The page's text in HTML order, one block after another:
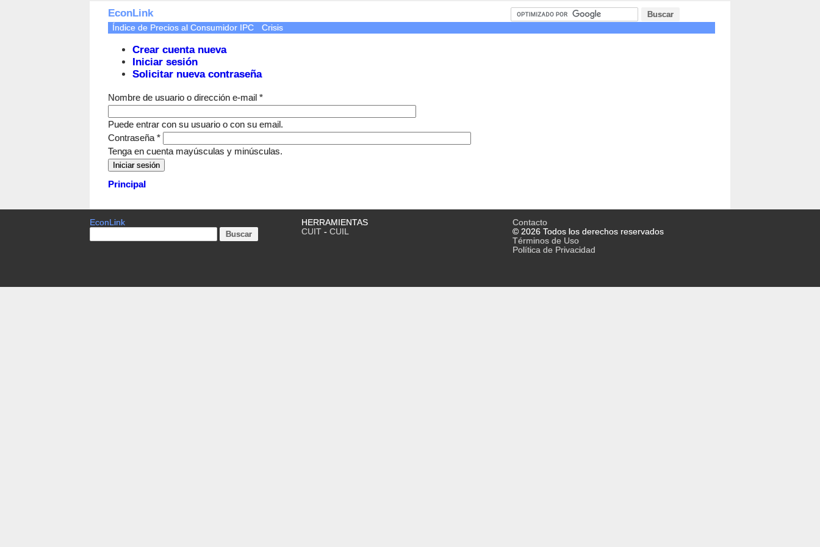
EconLink
Crear cuenta nueva
Iniciar sesión
Solicitar nueva contraseña
Índice de Precios al Consumidor IPC Crisis
Nombre de usuario o dirección e-mail *
Puede entrar con su usuario o con su email.
Contraseña *
Tenga en cuenta mayúsculas y minúsculas.
Principal
EconLink
HERRAMIENTAS
CUIT- CUIL
Contacto
© 2026 Todos los derechos reservados
Términos de Uso
Política de Privacidad